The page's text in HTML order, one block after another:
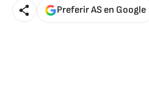
Preferir AS en Google